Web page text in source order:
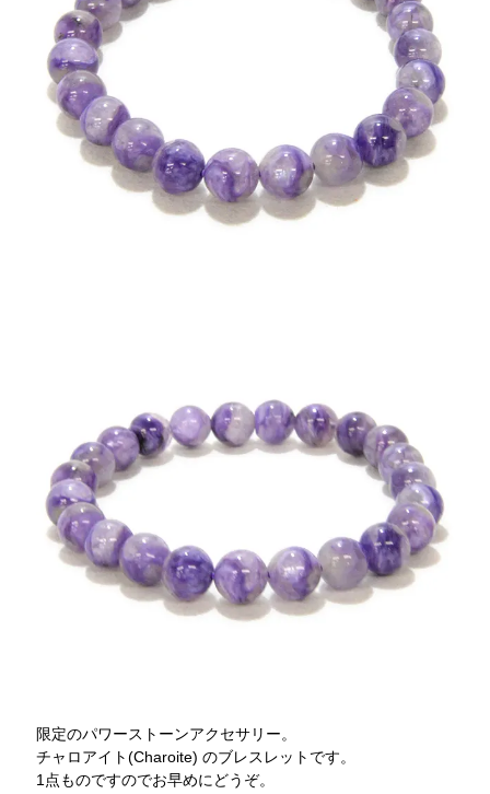
限定のパワーストーンアクセサリー。
チャロアイト(Charoite) のブレスレットです。
1点ものですのでお早めにどうぞ。